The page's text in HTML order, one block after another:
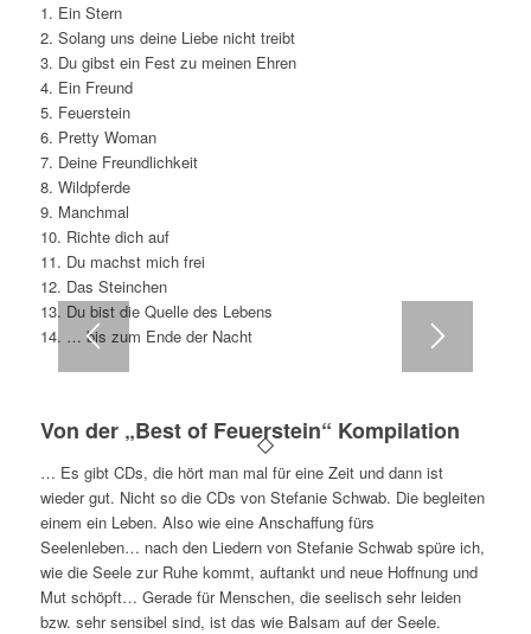
1. Ein Stern
2. Solang uns deine Liebe nicht treibt
3. Du gibst ein Fest zu meinen Ehren
4. Ein Freund
5. Feuerstein
6. Pretty Woman
7. Deine Freundlichkeit
8. Wildpferde
9. Manchmal
10. Richte dich auf
11. Du machst mich frei
12. Das Steinchen
13. Du bist die Quelle des Lebens
14. … bis zum Ende der Nacht
Von der „Best of Feuerstein“ Kompilation
… Es gibt CDs, die hört man mal für eine Zeit und dann ist
wieder gut. Nicht so die CDs von Stefanie Schwab. Die begleiten
einem ein Leben. Also wie eine Anschaffung fürs
Seelenleben… nach den Liedern von Stefanie Schwab spüre ich,
wie die Seele zur Ruhe kommt, auftankt und neue Hoffnung und
Mut schöpft… Gerade für Menschen, die seelisch sehr leiden
bzw. sehr sensibel sind, ist das wie Balsam auf der Seele.